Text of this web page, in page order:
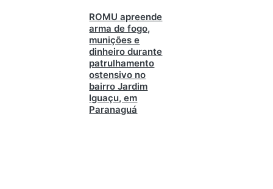
ROMU apreende
arma de fogo,
munições e
dinheiro durante
patrulhamento
ostensivo no
bairro Jardim
Iguaçu, em
Paranaguá